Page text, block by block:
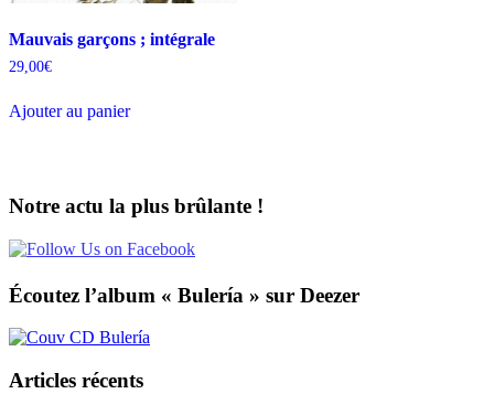
Mauvais garçons ; intégrale
29,00€
Ajouter au panier
Notre actu la plus brûlante !
Écoutez l’album « Bulería » sur Deezer
Articles récents